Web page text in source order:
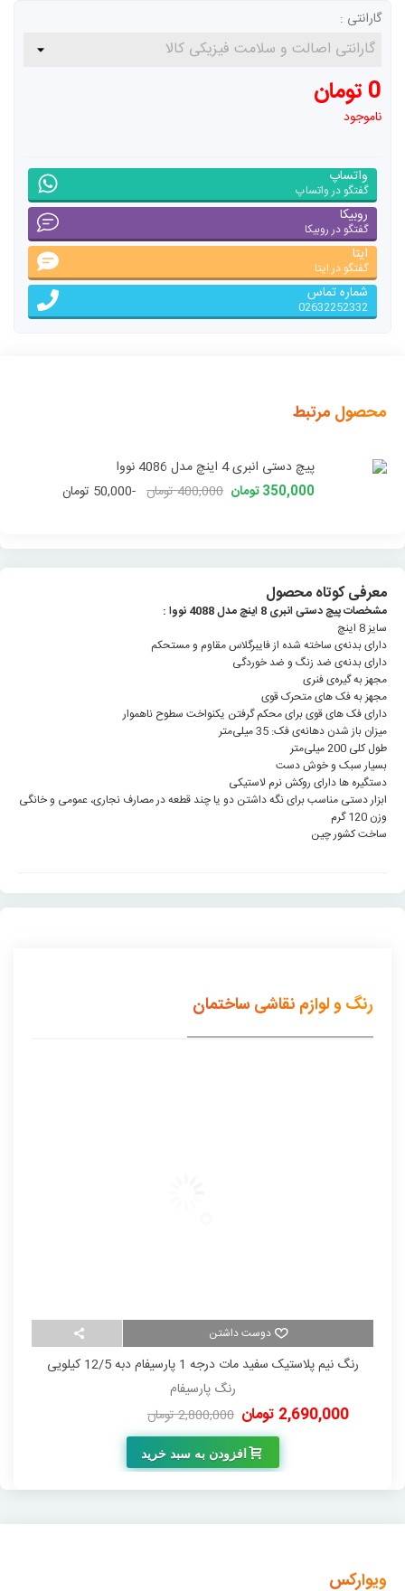
گارانتی :
0 تومان
ناموجود
واتساپ
گفتگو در واتساپ
روبیکا
گفتگو در روبیکا
ایتا
گفتگو در ایتا
شماره تماس
02632252332
محصول مرتبط
پیچ دستی انبری 4 اینچ مدل 4086 نووا
350,000 تومان
400,000 تومان -50,000 تومان
معرفی کوتاه محصول
مشخصات پیچ دستی انبری 8 اینچ مدل 4088 نووا :
سایز 8 اینچ
دارای بدنه‌ی ساخته شده از فایبرگلاس مقاوم و مستحکم
دارای بدنه‌ی ضد زنگ و ضد خوردگی
مجهز به گیره‌ی فنری
مجهز به فک های متحرک قوی
دارای فک های قوی برای محکم گرفتن یکنواخت سطوح ناهموار
میزان باز شدن دهانه‌ی فک: 35 میلی‌متر
طول کلی 200 میلی‌متر
بسیار سبک و خوش دست
دستگیره ها دارای روکش نرم لاستیکی
ابزار دستی مناسب برای نگه داشتن دو یا چند قطعه در مصارف نجاری، عمومی و خانگی
وزن 120 گرم
ساخت کشور چین
رنگ و لوازم نقاشی ساختمان
دوست داشتن
رنگ نیم پلاستیک سفید مات درجه 1 پارسیفام دبه 12/5 کیلویی
رنگ پارسیفام
2,690,000 تومان 2,800,000 تومان
افزودن به سبد خرید
ویوارکس